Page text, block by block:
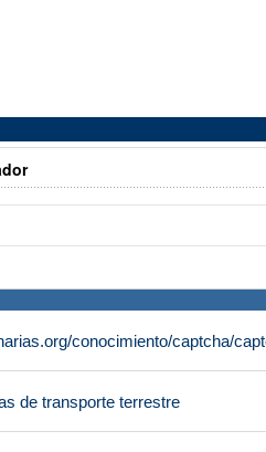
conocimiento/captcha/
de transporte terrestre